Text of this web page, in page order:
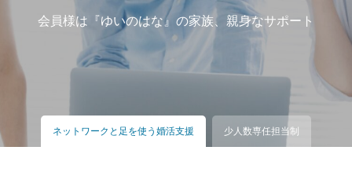
会員様は『ゆいのはな』の家族、親身なサポート
ネットワークと足を使う婚活支援 少人数専任担当制